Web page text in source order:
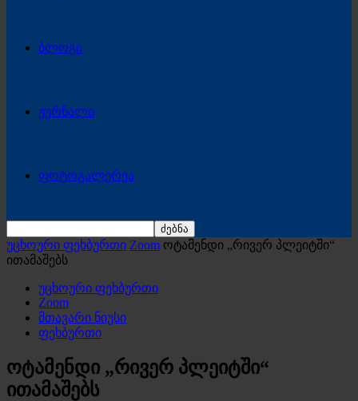
ბლოგი
ჟურნალი
ფოტოგალერეა
უცხოური ფეხბურთი Zoom ოტამენდი „რივერ პლეიტში“
ითამაშებს
უცხოური ფეხბურთი
Zoom
მთავარი ნიუსი
ფეხბურთი
ოტამენდი „რივერ პლეიტში“
ითამაშებს